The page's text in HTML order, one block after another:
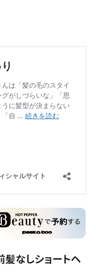
髪なしショートヘ